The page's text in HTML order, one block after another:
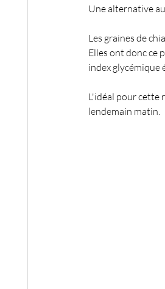
Une alternative
Les graines de
Elles ont donc ce
index glycémique
L'idéal pour cette
lendemain matin.